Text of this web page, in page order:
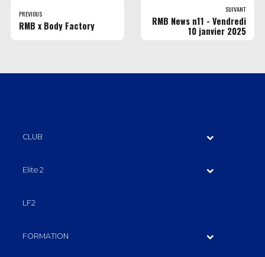
PREVIOUS
RMB x Body Factory
SUIVANT
RMB News n11 - Vendredi
10 janvier 2025
CLUB
Elite 2
LF2
FORMATION